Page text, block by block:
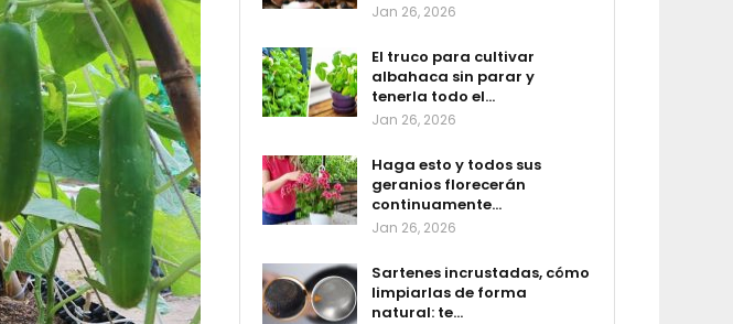
Jan 26, 2026
El truco para cultivar
albahaca sin parar y
tenerla todo el…
Jan 26, 2026
Haga esto y todos sus
geranios florecerán
continuamente…
Jan 26, 2026
Sartenes incrustadas, cómo
limpiarlas de forma
natural: te…